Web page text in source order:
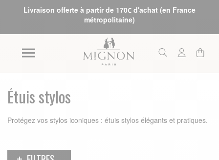
Livraison offerte à partir de 170€ d'achat (en France
métropolitaine)
Étuis stylos
Protégez vos stylos iconiques : étuis stylos élégants et pratiques.